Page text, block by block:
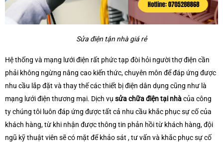
Sửa điện tận nhà giá rẻ
Hệ thống và mạng lưới điện rất phức tạp đòi hỏi người thợ điện cần
phải không ngừng nâng cao kiến thức, chuyên môn để đáp ứng được
nhu cầu lắp đặt và thay thế các thiết bị điện dân dụng cũng như là
mạng lưới điện thương mại. Dịch vụ sửa chữa điện tại nhàcủa công
ty chúng tôi luôn đáp ứng được tất cả nhu cầu khắc phục sự cố của
khách hàng, từ khi nhận được thông tin phản hồi từ khách hàng, đội
ngũ kỹ thuật viên sẽ có mặt để khảo sát , tư vấn và khắc phục sự cố